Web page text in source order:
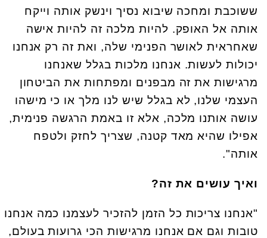
ששוכבת ומחכה שיבוא נסיך וינשק אותה וייקח
אותה אל האופק. להיות מלכה זה להיות אישה
שאחראית לאושר הפנימי שלה, ואת זה רק אנחנו
יכולות לעשות. אנחנו מלכות בגלל שאנחנו
מרגישות את זה מבפנים ומפתחות את הביטחון
העצמי שלנו, לא בגלל שיש לנו מלך או כי מישהו
עושה אותנו מלכה, אלא זו באמת הרגשה פנימית,
אפילו שהיא מאד קטנה, שצריך לחזק ולטפח
אותה".
ואיך עושים את זה?
"אנחנו צריכות כל הזמן להזכיר לעצמנו כמה אנחנו
טובות וגם אם אנחנו מרגישות הכי גרועות בעולם,